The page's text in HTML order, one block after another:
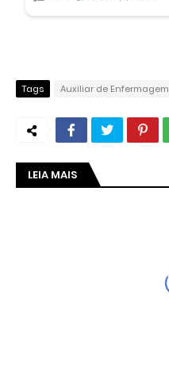
Tags Auxiliar de Enfermagem
LEIA MAIS